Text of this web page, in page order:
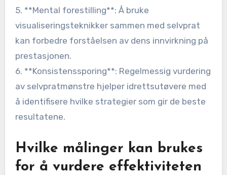
5. **Mental forestilling**: Å bruke
visualiseringsteknikker sammen med selvprat
kan forbedre forståelsen av dens innvirkning på
prestasjonen.
6. **Konsistenssporing**: Regelmessig vurdering
av selvpratmønstre hjelper idrettsutøvere med
å identifisere hvilke strategier som gir de beste
resultatene.
Hvilke målinger kan brukes
for å vurdere effektiviteten